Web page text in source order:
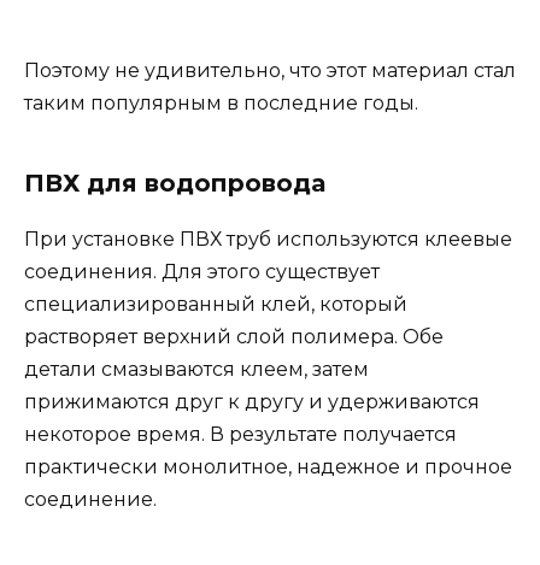
Поэтому не удивительно, что этот материал стал
таким популярным в последние годы.
ПВХ для водопровода
При установке ПВХ труб используются клеевые
соединения. Для этого существует
специализированный клей, который
растворяет верхний слой полимера. Обе
детали смазываются клеем, затем
прижимаются друг к другу и удерживаются
некоторое время. В результате получается
практически монолитное, надежное и прочное
соединение.